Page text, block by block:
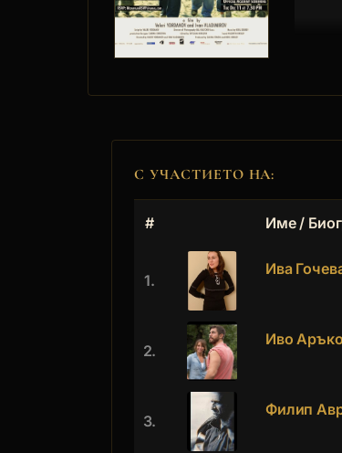
С УЧАСТИЕТО НА:
# Име /
1.
Ива
2.
Иво
3.
Филип